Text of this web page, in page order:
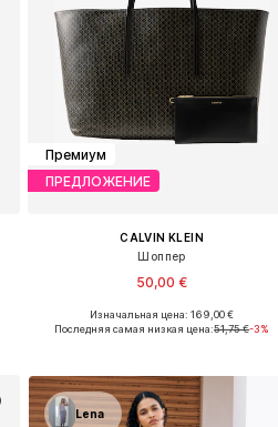
Премиум
ПРЕДЛОЖЕНИЕ
CALVIN KLEIN
Шоппер
50,00 €
Доступные размеры: One Size
Изначальная цена: 169,00 €
Последняя самая низкая цена:51,75 €-3%
Lena